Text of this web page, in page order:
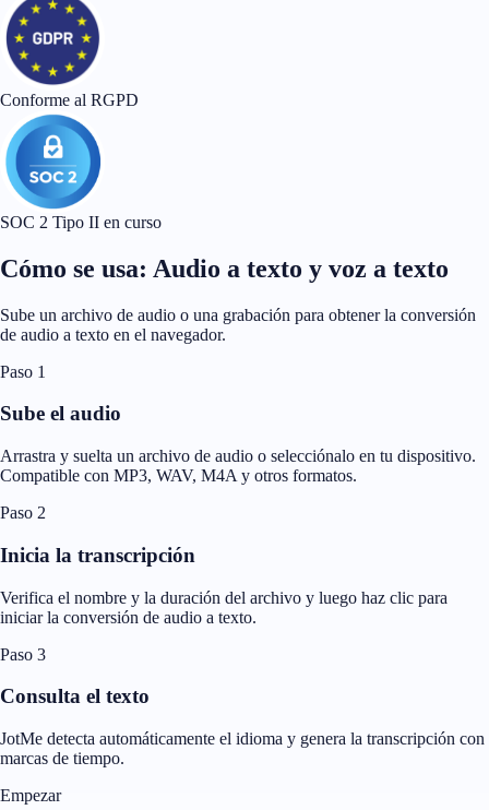
Conforme al RGPD
SOC 2 Tipo II en curso
Cómo se usa: Audio a texto y voz a texto
Sube un archivo de audio o una grabación para obtener la conversión
de audio a texto en el navegador.
Paso 1
Sube el audio
Arrastra y suelta un archivo de audio o selecciónalo en tu dispositivo.
Compatible con MP3, WAV, M4A y otros formatos.
Paso 2
Inicia la transcripción
Verifica el nombre y la duración del archivo y luego haz clic para
iniciar la conversión de audio a texto.
Paso 3
Consulta el texto
JotMe detecta automáticamente el idioma y genera la transcripción con
marcas de tiempo.
Empezar